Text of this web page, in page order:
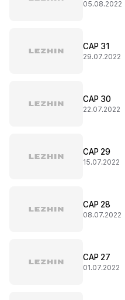
05.08.2022
CAP 31
29.07.2022
CAP 30
22.07.2022
CAP 29
15.07.2022
CAP 28
08.07.2022
CAP 27
01.07.2022